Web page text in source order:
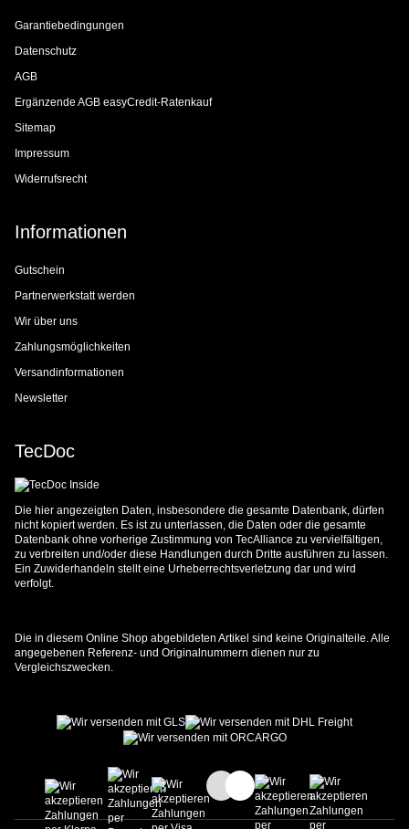
Garantiebedingungen
Datenschutz
AGB
Ergänzende AGB easyCredit-Ratenkauf
Sitemap
Impressum
Widerrufsrecht
Informationen
Gutschein
Partnerwerkstatt werden
Wir über uns
Zahlungsmöglichkeiten
Versandinformationen
Newsletter
TecDoc
Die hier angezeigten Daten, insbesondere die gesamte Datenbank, dürfen
nicht kopiert werden. Es ist zu unterlassen, die Daten oder die gesamte
Datenbank ohne vorherige Zustimmung von TecAlliance zu vervielfältigen,
zu verbreiten und/oder diese Handlungen durch Dritte ausführen zu lassen.
Ein Zuwiderhandeln stellt eine Urheberrechtsverletzung dar und wird
verfolgt.
Die in diesem Online Shop abgebildeten Artikel sind keine Originalteile. Alle
angegebenen Referenz- und Originalnummern dienen nur zu
Vergleichszwecken.